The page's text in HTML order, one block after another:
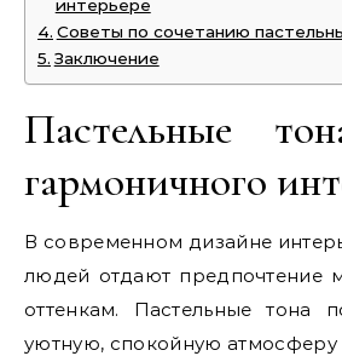
интерьере
Советы по сочетанию
Заключение
Пастельные
гармоничного
В современном дизайне
людей отдают предпочтение
оттенкам. Пастельные тона
уютную, спокойную